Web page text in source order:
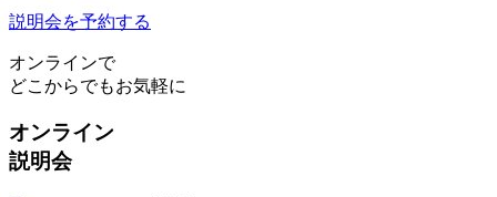
説明会を予約する
オンラインで
どこからでもお気軽に
オンライン
説明会